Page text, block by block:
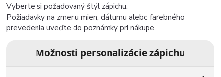
Vyberte si požadovaný štýl zápichu.
Požiadavky na zmenu mien, dátumu alebo farebného
prevedenia uveďte do poznámky pri nákupe.
Možnosti personalizácie zápichu